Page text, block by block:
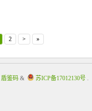
2 > »
盾鉴码 & 苏ICP备17012130号 .